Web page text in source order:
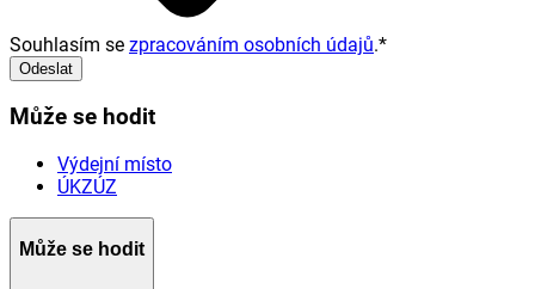
Souhlasím se zpracováním osobních údajů.*
Odeslat
Může se hodit
Výdejní místo
ÚKZÚZ
Může se hodit